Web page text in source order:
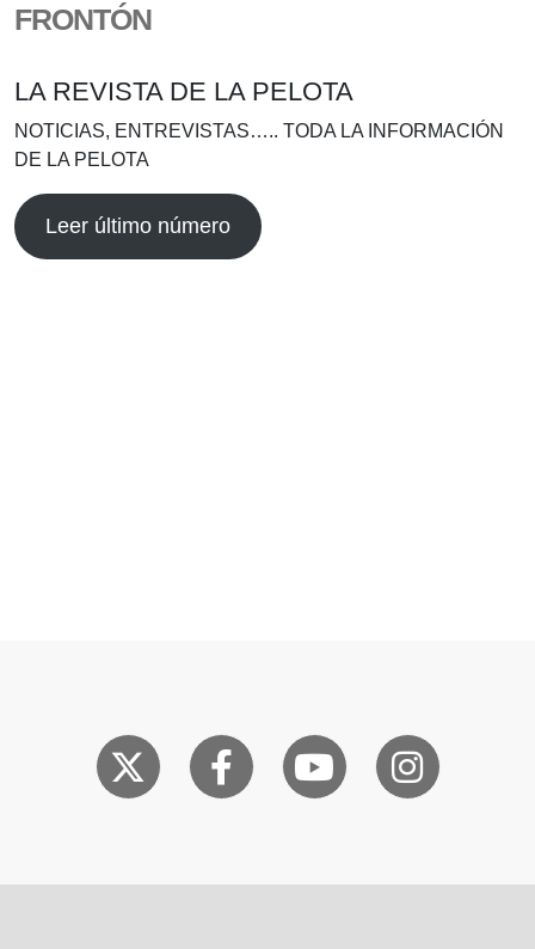
FRONTÓN
LA REVISTA DE LA PELOTA
NOTICIAS, ENTREVISTAS….. TODA LA INFORMACIÓN
DE LA PELOTA
Leer último número